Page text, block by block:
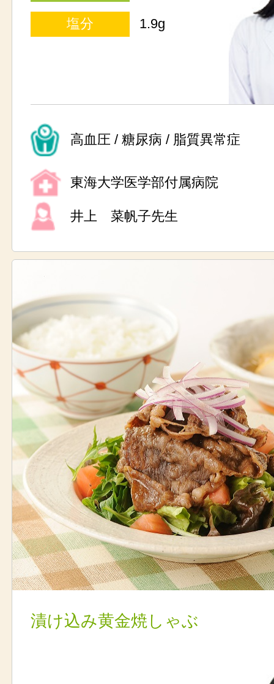
塩分 1.9g
高血圧 / 糖尿病 / 脂質異常症
東海大学医学部付属病院
井上 菜帆子先生
漬け込み黄金焼しゃぶ